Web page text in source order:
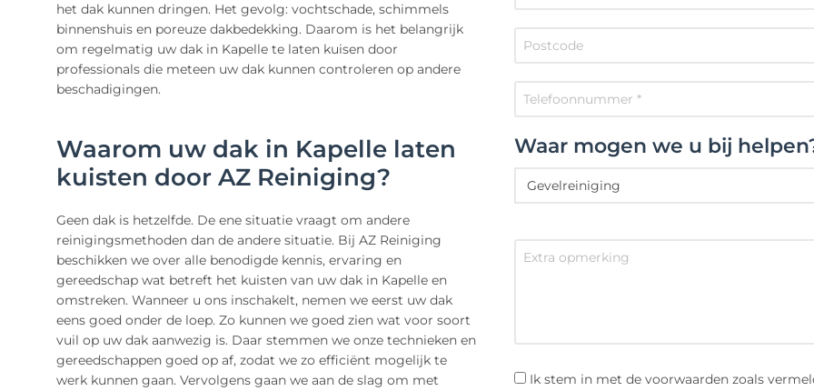
het dak kunnen dringen. Het gevolg: vochtschade, schimmels
binnenshuis en poreuze dakbedekking. Daarom is het belangrijk
om regelmatig uw dak in Kapelle te laten kuisen door
professionals die meteen uw dak kunnen controleren op andere
beschadigingen.
Waarom uw dak in Kapelle laten
kuisten door AZ Reiniging?
Geen dak is hetzelfde. De ene situatie vraagt om andere
reinigingsmethoden dan de andere situatie. Bij AZ Reiniging
beschikken we over alle benodigde kennis, ervaring en
gereedschap wat betreft het kuisten van uw dak in Kapelle en
omstreken. Wanneer u ons inschakelt, nemen we eerst uw dak
eens goed onder de loep. Zo kunnen we goed zien wat voor soort
vuil op uw dak aanwezig is. Daar stemmen we onze technieken en
gereedschappen goed op af, zodat we zo efficiënt mogelijk te
werk kunnen gaan. Vervolgens gaan we aan de slag om met
Waar mogen we u bij
Ik stem in met de voorwaarden zoals